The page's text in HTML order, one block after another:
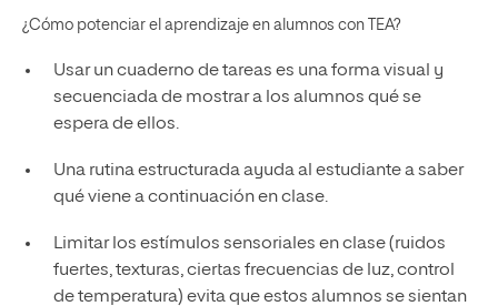
¿Cómo potenciar el aprendizaje en alumnos con TEA?
Usar un cuaderno de tareas es una forma visual y
secuenciada de mostrar a los alumnos qué se
espera de ellos.
Una rutina estructurada ayuda al estudiante a saber
qué viene a continuación en clase.
Limitar los estímulos sensoriales en clase (ruidos
fuertes, texturas, ciertas frecuencias de luz, control
de temperatura) evita que estos alumnos se sientan